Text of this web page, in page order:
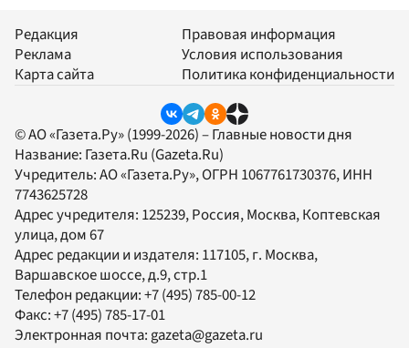
Редакция
Реклама
Карта сайта
Правовая информация
Условия использования
Политика конфиденциальности
© АО «Газета.Ру» (1999-2026) – Главные новости дня
Название: Газета.Ru (Gazeta.Ru)
Учредитель:АО «Газета.Ру», ОГРН 1067761730376, ИНН
7743625728
Адрес учредителя: 125239, Россия, Москва, Коптевская
улица, дом 67
Адрес редакции и издателя: 117105, г. Москва,
Варшавское шоссе, д.9, стр.1
Телефон редакции:+7 (495) 785-00-12
Факс:+7 (495) 785-17-01
Электронная почта:gazeta@gazeta.ru